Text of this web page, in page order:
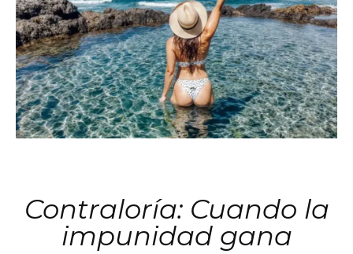
Contraloría: Cuando la
impunidad gana